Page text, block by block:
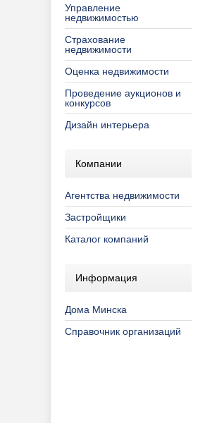
Управление
недвижимостью
Страхование
недвижимости
Оценка недвижимости
Проведение аукционов и
конкурсов
Дизайн интерьера
Компании
Агентства недвижимости
Застройщики
Каталог компаний
Информация
Дома Минска
Справочник организаций